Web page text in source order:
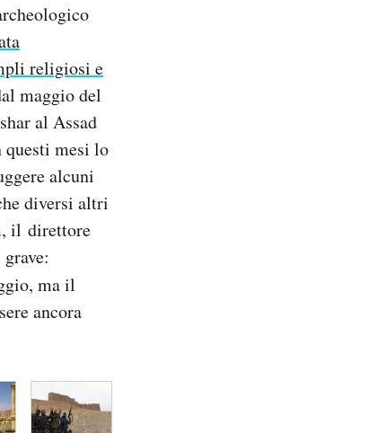
religiosi e
maggio del
al Assad
questi mesi lo
alcuni
diversi altri
il direttore
ma il
ancora